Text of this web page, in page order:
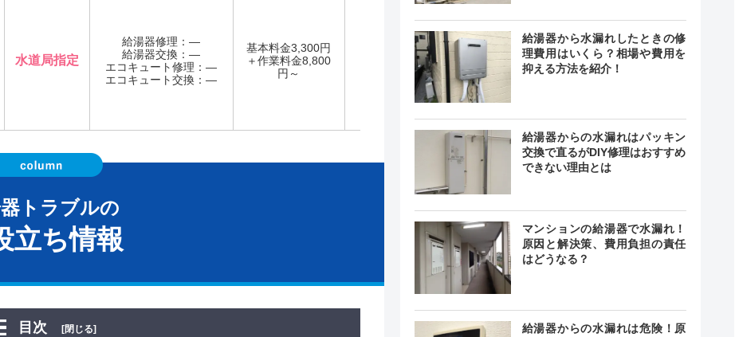
水道局指定
給湯器修理：―
給湯器交換：―
エコキュート修理：―
エコキュート交換：―
基本料金3,300円
＋作業料金8,800
円～
最短30分
トラブルの
立ち情報
目次 [閉じる]
給湯器から水漏れしたときの修
理費用はいくら？相場や費用を
抑える方法を紹介！
給湯器からの水漏れはパッキン
交換で直るがDIY修理はおすすめ
できない理由とは
マンションの給湯器で水漏れ！
原因と解決策、費用負担の責任
はどうなる？
給湯器からの水漏れは危険！原